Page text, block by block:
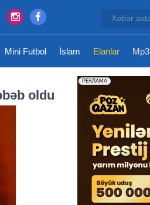
Mini Futbol İslam Elanlar Mp3
oldu